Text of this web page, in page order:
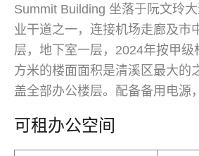
Summit Building 坐落于阮文玲
业干道之一，连接机场走廊及市
层，地下室一层，2024年按甲级
方米的楼面面积是清溪区最大的
盖全部办公楼层。配备备用电源
可租办公空间